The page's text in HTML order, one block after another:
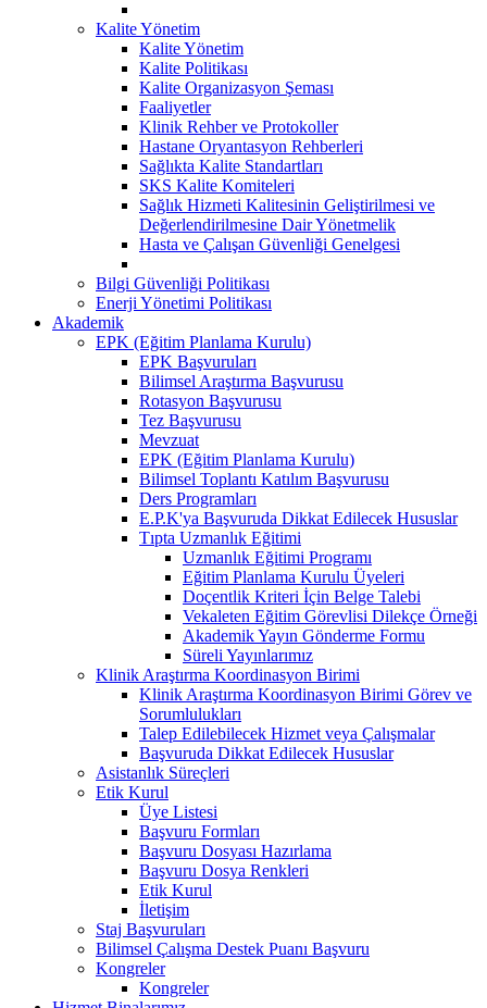
Kalite Yönetim
Kalite Yönetim
Kalite Politikası
Kalite Organizasyon Şeması
Faaliyetler
Klinik Rehber ve Protokoller
Hastane Oryantasyon Rehberleri
Sağlıkta Kalite Standartları
SKS Kalite Komiteleri
Sağlık Hizmeti Kalitesinin Geliştirilmesi ve
Değerlendirilmesine Dair Yönetmelik
Hasta ve Çalışan Güvenliği Genelgesi
Bilgi Güvenliği Politikası
Enerji Yönetimi Politikası
Akademik
EPK (Eğitim Planlama Kurulu)
EPK Başvuruları
Bilimsel Araştırma Başvurusu
Rotasyon Başvurusu
Tez Başvurusu
Mevzuat
EPK (Eğitim Planlama Kurulu)
Bilimsel Toplantı Katılım Başvurusu
Ders Programları
E.P.K'ya Başvuruda Dikkat Edilecek Hususlar
Tıpta Uzmanlık Eğitimi
Uzmanlık Eğitimi Programı
Eğitim Planlama Kurulu Üyeleri
Doçentlik Kriteri İçin Belge Talebi
Vekaleten Eğitim Görevlisi Dilekçe Örneği
Akademik Yayın Gönderme Formu
Süreli Yayınlarımız
Klinik Araştırma Koordinasyon Birimi
Klinik Araştırma Koordinasyon Birimi Görev ve
Sorumlulukları
Talep Edilebilecek Hizmet veya Çalışmalar
Başvuruda Dikkat Edilecek Hususlar
Asistanlık Süreçleri
Etik Kurul
Üye Listesi
Başvuru Formları
Başvuru Dosyası Hazırlama
Başvuru Dosya Renkleri
Etik Kurul
İletişim
Staj Başvuruları
Bilimsel Çalışma Destek Puanı Başvuru
Kongreler
Kongreler